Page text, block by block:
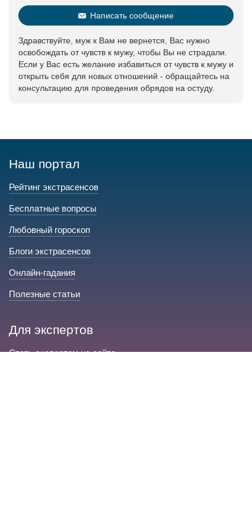
Написать сообщение
Здравствуйте, муж к Вам не вернется, Вас нужно
освобождать от чувств к мужу, чтобы Вы не страдали.
Если у Вас есть желание избавиться от чувств к мужу и
открыть себя для новых отношений - обращайтесь на
консультацию для проведения обрядов на остуду.
Наш портал
Рейтинг экстрасенсов
Бесплатные вопросы
Любовный гороскоп
Блоги экстрасенсов
Онлайн-гадания
Полезные статьи
Для экспертов
Стать экспертом на сайте